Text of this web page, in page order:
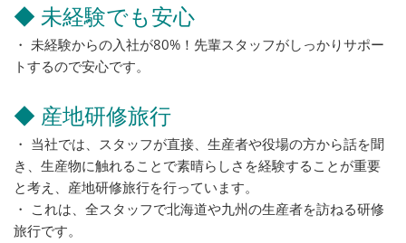
◆ 未経験でも安心
・ 未経験からの入社が80%！先輩スタッフがしっかりサポー
トするので安心です。
◆ 産地研修旅行
・ 当社では、スタッフが直接、生産者や役場の方から話を聞
き、生産物に触れることで素晴らしさを経験することが重要
と考え、産地研修旅行を行っています。
・ これは、全スタッフで北海道や九州の生産者を訪ねる研修
旅行です。